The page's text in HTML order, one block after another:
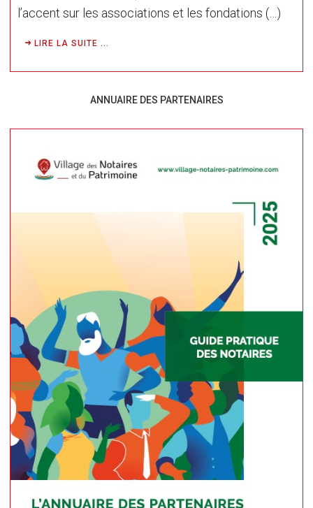
l’accent sur les associations et les fondations (…)
LIRE LA SUITE ...
ANNUAIRE DES PARTENAIRES